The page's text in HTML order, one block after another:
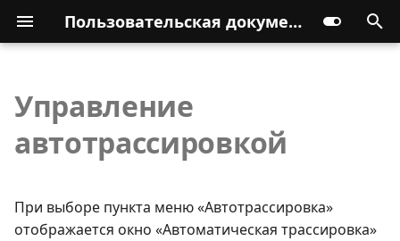
Пользовательская документация
Управление
автотрассировкой
При выборе пункта меню «Автотрассировка»
отображается окно «Автоматическая трассировка»